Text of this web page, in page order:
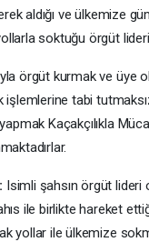
aldığı ve ülkemize
soktuğu örgüt
örgüt kurmak ve üye
işlemlerine tabi
Kaçakçılıkla
Isimli şahsın örgüt lideri
ile birlikte hareket
yollar ile ülkemize